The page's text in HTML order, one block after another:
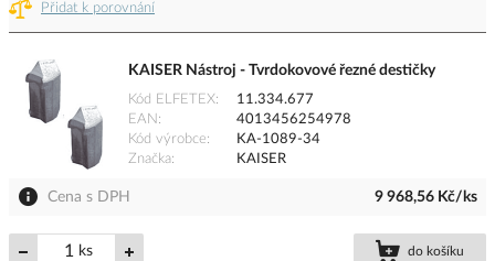
Přidat k porovnání
KAISER Nástroj - Tvrdokovové řezné destičky
Kód ELFETEX
11.334.677
EAN
4013456254978
Kód výrobce
KA-1089-34
Značka
KAISER
Cena s DPH 9 968,56 Kč/ks
ks do košíku